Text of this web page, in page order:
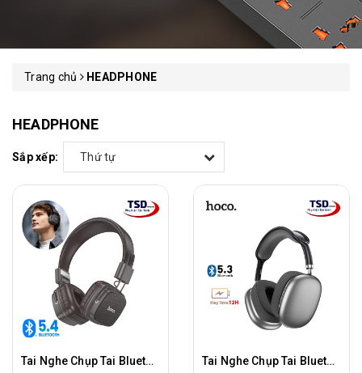
Trang chủ HEADPHONE
HEADPHONE
Sắp xếp: Thứ tự
Tai Nghe Chụp Tai Bluetooth Hoco W56 Chính Hãng
Tai Nghe Chụp Tai Bluetooth Hoco ESD15 Chính Hãng